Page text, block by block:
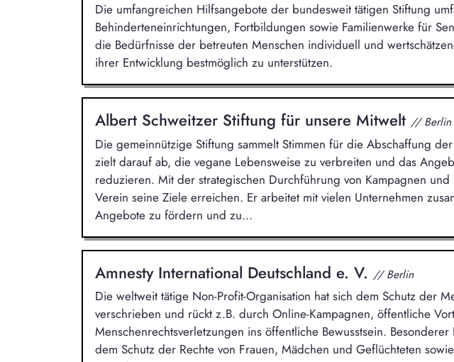
Die umfangreichen Hilfsangebote der bundesweit tätigen Stiftung
Behinderteneinrichtungen, Fortbildungen sowie Familienwerke für
die Bedürfnisse der betreuten Menschen individuell und
ihrer Entwicklung bestmöglich zu unterstützen.
Albert Schweitzer Stiftung für unsere Mitwelt // Berlin
Die gemeinnützige Stiftung sammelt Stimmen für die Abschaffung
zielt darauf ab, die vegane Lebensweise zu verbreiten und das
reduzieren. Mit der strategischen Durchführung von Kampagnen und
Verein seine Ziele erreichen. Er arbeitet mit vielen Unternehmen
Angebote zu fördern und zu...
Amnesty International Deutschland e. V. // Berlin
Die weltweit tätige Non-Profit-Organisation hat sich dem Schutz der
verschrieben und rückt z.B. durch Online-Kampagnen, öffentliche
Menschenrechtsverletzungen ins öffentliche Bewusstsein.
dem Schutz der Rechte von Frauen, Mädchen und Geflüchteten